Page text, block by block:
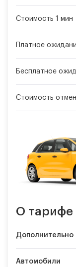
Стоимость 1 мин
Платное
Бесплатное
Стоимость
О тарифе
Дополнительно
Автомобили